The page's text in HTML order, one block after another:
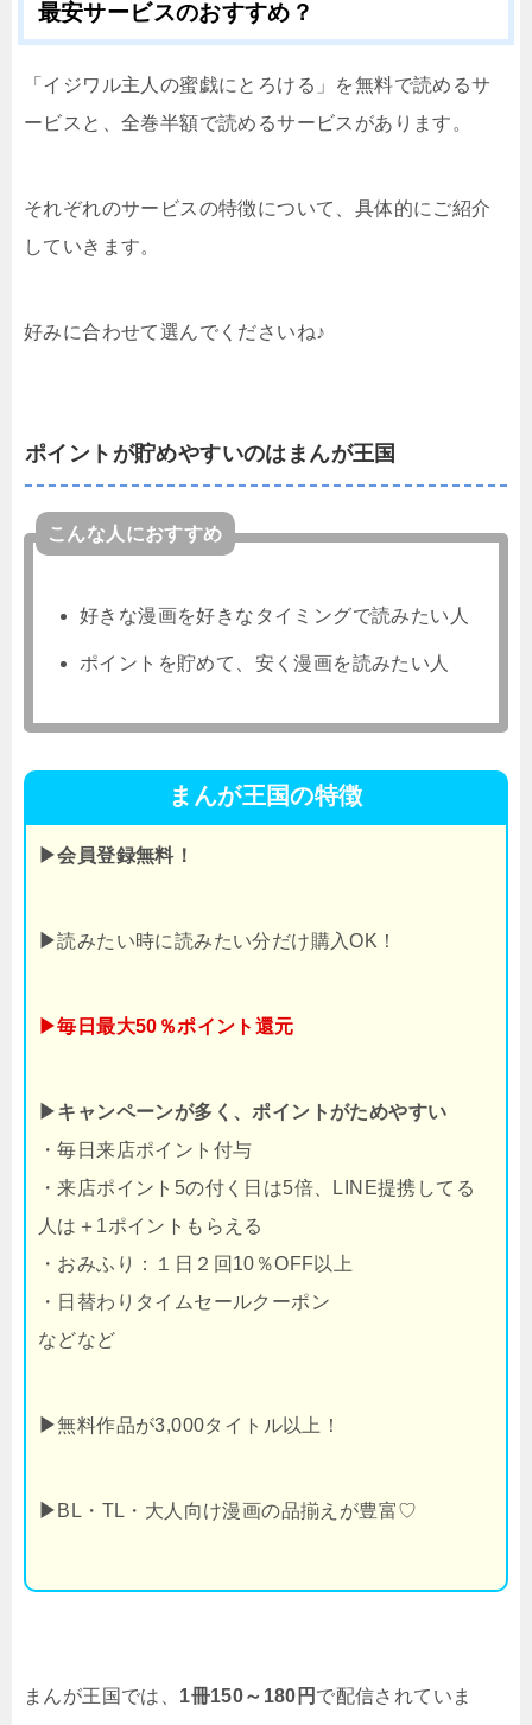
最安サービスのおすすめ？
「イジワル主人の蜜戯にとろける」を無料で読めるサ
ービスと、全巻半額で読めるサービスがあります。
それぞれのサービスの特徴について、具体的にご紹介
していきます。
好みに合わせて選んでくださいね♪
ポイントが貯めやすいのはまんが王国
こんな人におすすめ
好きな漫画を好きなタイミングで読みたい人
ポイントを貯めて、安く漫画を読みたい人
まんが王国の特徴
▶会員登録無料！
▶読みたい時に読みたい分だけ購入OK！
▶毎日最大50％ポイント還元
▶キャンペーンが多く、ポイントがためやすい
・毎日来店ポイント付与
・来店ポイント5の付く日は5倍、LINE提携してる
人は＋1ポイントもらえる
・おみふり：１日２回10％OFF以上
・日替わりタイムセールクーポン
などなど
▶無料作品が3,000タイトル以上！
▶ BL・TL・大人向け漫画の品揃えが豊富♡
まんが王国では、 1冊150～180円 で配信されていま